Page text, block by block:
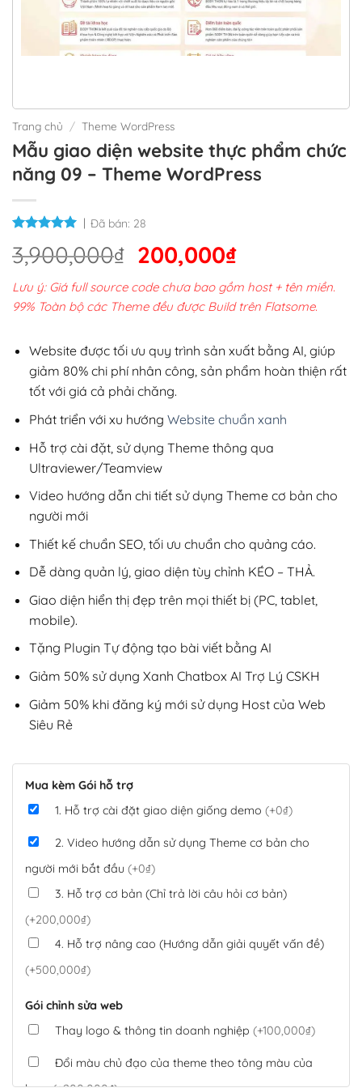
Trang chủ / Theme WordPress
Mẫu giao diện website thực phẩm chức
năng 09 – Theme WordPress
Đã bán: 28
3,900,000₫ Giá
gốc
là:
3,900,000₫.
200,000₫Giá
hiện
tại
200,000₫.
Lưu ý: Giá full source code chưa bao gồm host + tên miền.
99% Toàn bộ các Theme đều được Build trên Flatsome.
Website được tối ưu quy trình sản xuất bằng AI, giúp
giảm 80% chi phí nhân công, sản phẩm hoàn thiện rất
tốt với giá cả phải chăng.
Phát triển với xu hướng Website chuẩn xanh
Hỗ trợ cài đặt, sử dụng Theme thông qua
Ultraviewer/Teamview
Video hướng dẫn chi tiết sử dụng Theme cơ bản cho
người mới
Thiết kế chuẩn SEO, tối ưu chuẩn cho quảng cáo.
Dễ dàng quản lý, giao diện tùy chỉnh KÉO – THẢ.
Giao diện hiển thị đẹp trên mọi thiết bị (PC, tablet,
mobile).
Tặng Plugin Tự động tạo bài viết bằng AI
Giảm 50% sử dụng Xanh Chatbox AI Trợ Lý CSKH
Giảm 50% khi đăng ký mới sử dụng Host của Web
Siêu Rẻ
Mua kèm Gói hỗ trợ
1. Hỗ trợ cài đặt giao diện giống demo (+0₫)
2. Video hướng dẫn sử dụng Theme cơ bản cho
người mới bắt đầu (+0₫)
3. Hỗ trợ cơ bản (Chỉ trả lời câu hỏi cơ bản)
(+200,000₫)
4. Hỗ trợ nâng cao (Hướng dẫn giải quyết vấn đề)
(+500,000₫)
Gói chỉnh sửa web
Thay logo & thông tin doanh nghiệp (+100,000₫)
Đổi màu chủ đạo của theme theo tông màu của